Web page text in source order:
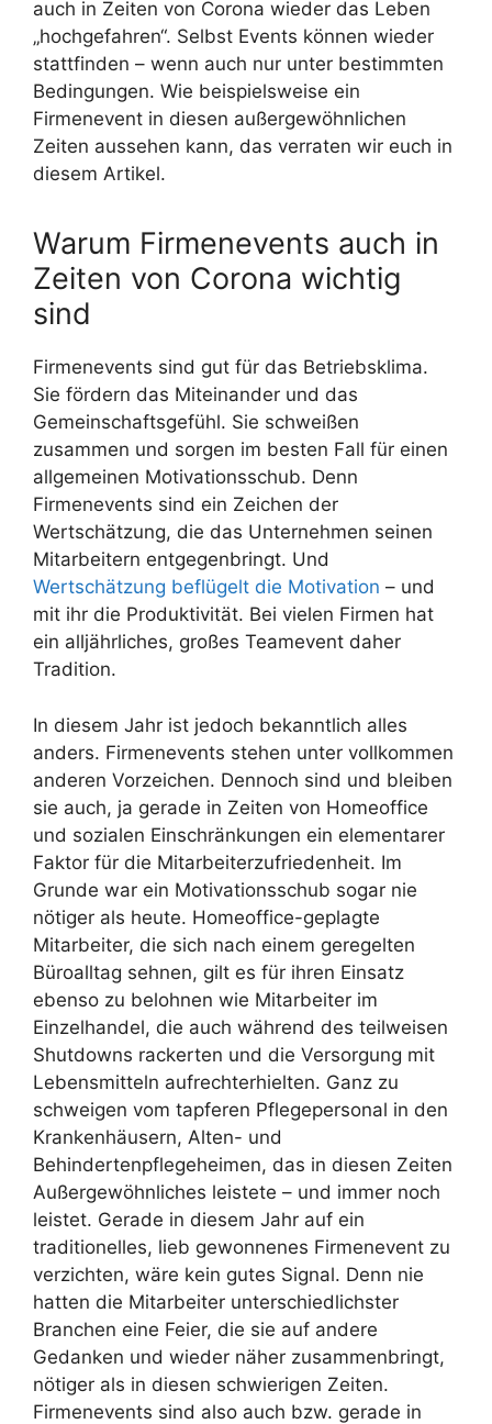
auch in Zeiten von Corona wieder das Leben
„hochgefahren“. Selbst Events können wieder
stattfinden – wenn auch nur unter bestimmten
Bedingungen. Wie beispielsweise ein
Firmenevent in diesen außergewöhnlichen
Zeiten aussehen kann, das verraten wir euch in
diesem Artikel.
Warum Firmenevents auch in
Zeiten von Corona wichtig
sind
Firmenevents sind gut für das Betriebsklima.
Sie fördern das Miteinander und das
Gemeinschaftsgefühl. Sie schweißen
zusammen und sorgen im besten Fall für einen
allgemeinen Motivationsschub. Denn
Firmenevents sind ein Zeichen der
Wertschätzung, die das Unternehmen seinen
Mitarbeitern entgegenbringt. Und
Wertschätzung beflügelt die Motivation – und
mit ihr die Produktivität. Bei vielen Firmen hat
ein alljährliches, großes Teamevent daher
Tradition.
In diesem Jahr ist jedoch bekanntlich alles
anders. Firmenevents stehen unter vollkommen
anderen Vorzeichen. Dennoch sind und bleiben
sie auch, ja gerade in Zeiten von Homeoffice
und sozialen Einschränkungen ein elementarer
Faktor für die Mitarbeiterzufriedenheit. Im
Grunde war ein Motivationsschub sogar nie
nötiger als heute. Homeoffice-geplagte
Mitarbeiter, die sich nach einem geregelten
Büroalltag sehnen, gilt es für ihren Einsatz
ebenso zu belohnen wie Mitarbeiter im
Einzelhandel, die auch während des teilweisen
Shutdowns rackerten und die Versorgung mit
Lebensmitteln aufrechterhielten. Ganz zu
schweigen vom tapferen Pflegepersonal in den
Krankenhäusern, Alten- und
Behindertenpflegeheimen, das in diesen Zeiten
Außergewöhnliches leistete – und immer noch
leistet. Gerade in diesem Jahr auf ein
traditionelles, lieb gewonnenes Firmenevent zu
verzichten, wäre kein gutes Signal. Denn nie
hatten die Mitarbeiter unterschiedlichster
Branchen eine Feier, die sie auf andere
Gedanken und wieder näher zusammenbringt,
nötiger als in diesen schwierigen Zeiten.
Firmenevents sind also auch bzw. gerade in